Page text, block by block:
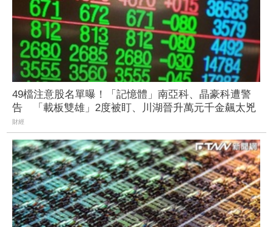
49檔注意股名單曝！「記憶體」南亞科、晶豪科遭警
告 「載板雙雄」2度被盯、川湖晉升萬元千金飆太兇
財經